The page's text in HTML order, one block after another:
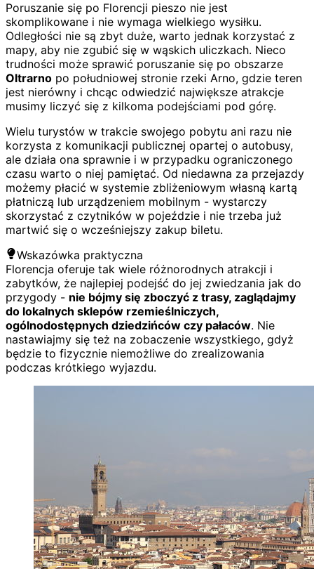
Poruszanie się po Florencji pieszo nie jest
skomplikowane i nie wymaga wielkiego wysiłku.
Odległości nie są zbyt duże, warto jednak korzystać z
mapy, aby nie zgubić się w wąskich uliczkach. Nieco
trudności może sprawić poruszanie się po obszarze
Oltrarno po południowej stronie rzeki Arno, gdzie teren
jest nierówny i chcąc odwiedzić największe atrakcje
musimy liczyć się z kilkoma podejściami pod górę.
Wielu turystów w trakcie swojego pobytu ani razu nie
korzysta z komunikacji publicznej opartej o autobusy,
ale działa ona sprawnie i w przypadku ograniczonego
czasu warto o niej pamiętać. Od niedawna za przejazdy
możemy płacić w systemie zbliżeniowym własną kartą
płatniczą lub urządzeniem mobilnym - wystarczy
skorzystać z czytników w pojeździe i nie trzeba już
martwić się o wcześniejszy zakup biletu.
Wskazówka praktyczna
Florencja oferuje tak wiele różnorodnych atrakcji i
zabytków, że najlepiej podejść do jej zwiedzania jak do
przygody - nie bójmy się zboczyć z trasy, zaglądajmy
do lokalnych sklepów rzemieślniczych,
ogólnodostępnych dziedzińców czy pałaców. Nie
nastawiajmy się też na zobaczenie wszystkiego, gdyż
będzie to fizycznie niemożliwe do zrealizowania
podczas krótkiego wyjazdu.